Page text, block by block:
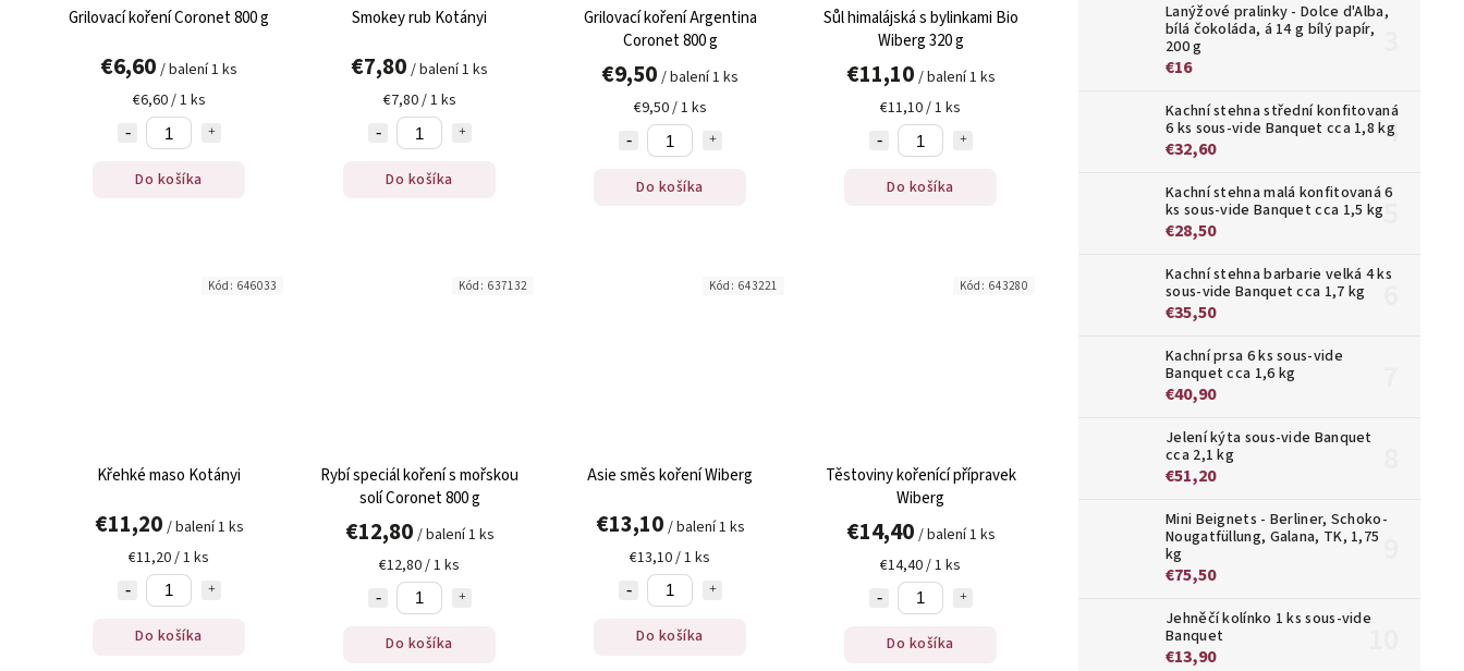
Lanýžové pralinky - Dolce d'Alba,
bílá čokoláda, á 14 g bílý papír,
200 g
€16
Kachní stehna střední konfitovaná
6 ks sous-vide Banquet cca 1,8 kg
€32,60
Kachní stehna malá konfitovaná 6
ks sous-vide Banquet cca 1,5 kg
€28,50
Kachní stehna barbarie velká 4 ks
sous-vide Banquet cca 1,7 kg
€35,50
Kachní prsa 6 ks sous-vide
Banquet cca 1,6 kg
€40,90
Jelení kýta sous-vide Banquet
cca 2,1 kg
€51,20
Mini Beignets - Berliner, Schoko-
Nougatfüllung, Galana, TK, 1,75
kg
€75,50
Jehněčí kolínko 1 ks sous-vide
Banquet
€13,90
Grilovací koření Coronet 800 g
€6,60 / balení 1 ks
€6,60 / 1 ks
Do košíka
Smokey rub Kotányi
€7,80 / balení 1 ks
€7,80 / 1 ks
Do košíka
Grilovací koření Argentina
Coronet 800 g
€9,50 / balení 1 ks
€9,50 / 1 ks
Do košíka
Sůl himalájská s bylinkami Bio
Wiberg 320 g
€11,10 / balení 1 ks
€11,10 / 1 ks
Do košíka
Křehké maso Kotányi
€11,20 / balení 1 ks
€11,20 / 1 ks
Do košíka
Kód: 646033
Rybí speciál koření s mořskou
solí Coronet 800 g
€12,80 / balení 1 ks
€12,80 / 1 ks
Do košíka
Kód: 637132
Asie směs koření Wiberg
€13,10 / balení 1 ks
€13,10 / 1 ks
Do košíka
Kód: 643221
Těstoviny kořenící přípravek
Wiberg
€14,40 / balení 1 ks
€14,40 / 1 ks
Do košíka
Kód: 643280